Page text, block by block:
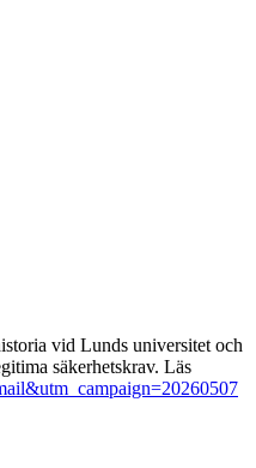
vid Lunds universitet och
säkerhetskrav. Läs